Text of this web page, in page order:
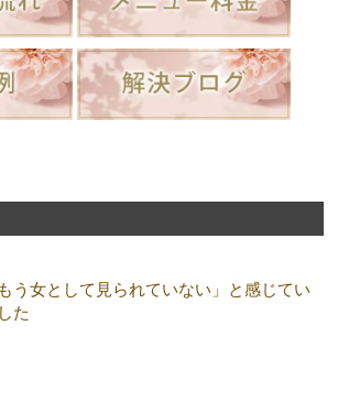
もう女として見られていない」と感じてい
た